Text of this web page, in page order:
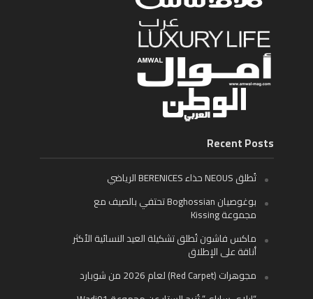
Recent Posts
تُطلق NEOUS حذاء BERENICES الرياضي
بوغوصيان Boghossian تحتفي بالصيف مع
مجموعة Kissing
ماكس فاشون تُطلق تشكيلة العيد النسائية الأكثر
أناقة على الإطلاق
مجوهرات (Red Carpet) لعام 2026 من شوبارد